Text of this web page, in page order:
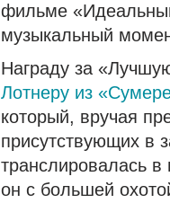
фильме
музыкальный
Награду за
Лотнеру из
который, вручая
присутствующих в
транслировалась
он с большей